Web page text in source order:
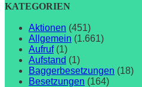
KATEGORIEN
Aktionen (451)
Allgemein (1.661)
Aufruf (1)
Aufstand (1)
Baggerbesetzungen (18)
Besetzungen (164)